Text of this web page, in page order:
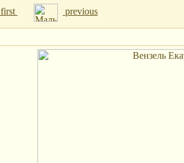
first previous